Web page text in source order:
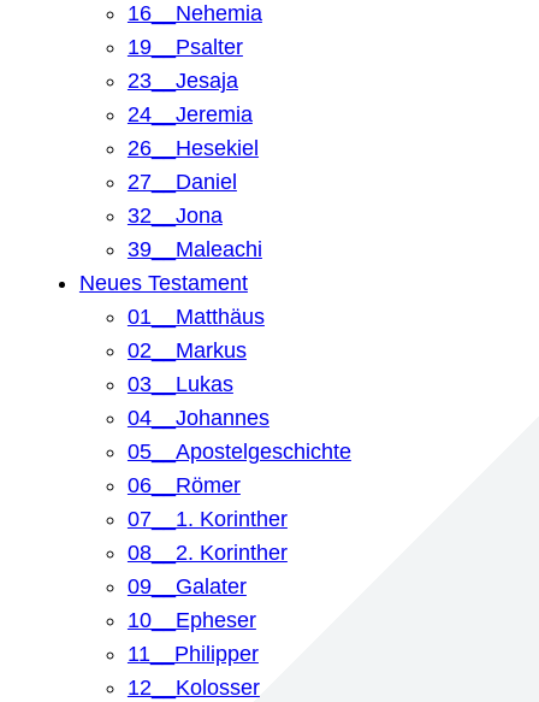
16__Nehemia
19__Psalter
23__Jesaja
24__Jeremia
26__Hesekiel
27__Daniel
32__Jona
39__Maleachi
Neues Testament
01__Matthäus
02__Markus
03__Lukas
04__Johannes
05__Apostelgeschichte
06__Römer
07__1. Korinther
08__2. Korinther
09__Galater
10__Epheser
11__Philipper
12__Kolosser